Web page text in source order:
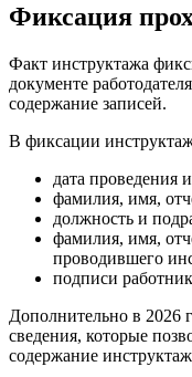
Фиксация
Факт инструктажа
документе
содержание записей.
В фиксации
дата проведения
фамилия, имя,
должность и
фамилия, имя,
проводившего
подписи
Дополнительно в 2026
сведения, которые
содержание